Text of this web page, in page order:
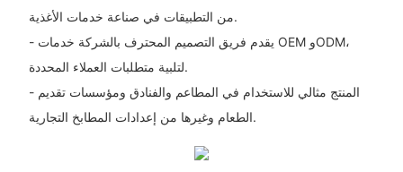
من التطبيقات في صناعة خدمات الأغذية.
- يقدم فريق التصميم المحترف بالشركة خدمات OEM وODM،
لتلبية متطلبات العملاء المحددة.
- المنتج مثالي للاستخدام في المطاعم والفنادق ومؤسسات تقديم
الطعام وغيرها من إعدادات المطابخ التجارية.